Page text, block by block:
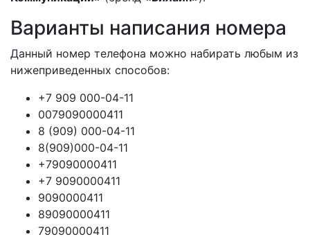
Варианты написания номера
Данный номер телефона можно набирать любым из
нижеприведенных способов:
+7 909 000-04-11
0079090000411
8 (909) 000-04-11
8(909)000-04-11
+79090000411
+7 9090000411
9090000411
89090000411
79090000411